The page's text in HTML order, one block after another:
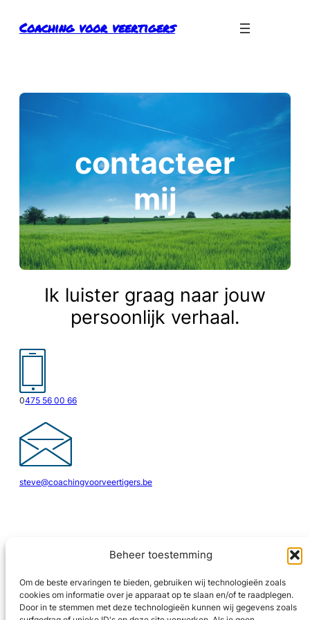
Beheer toestemming
Om de beste ervaringen te bieden, gebruiken wij technologieën zoals
cookies om informatie over je apparaat op te slaan en/of te raadplegen.
Door in te stemmen met deze technologieën kunnen wij gegevens zoals
naarCoaching voor veertigers
contacteer
mij
Ik luister graag naar jouw
persoonlijk verhaal.
0475 56 00 66
steve@coachingvoorveertigers.be
LinkedIn